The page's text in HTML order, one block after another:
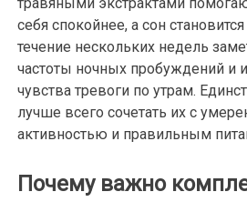
себя спокойнее, а сон
течение нескольких недель
частоты ночных пробуждений и
чувства тревоги по утрам.
лучше всего сочетать их с
активностью и правильным
Почему важно